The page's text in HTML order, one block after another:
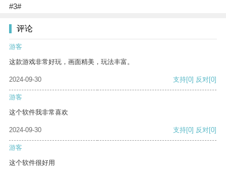
#3#
评论
游客
这款游戏非常好玩，画面精美，玩法丰富。
2024-09-30 支持[0] 反对[0]
游客
这个软件我非常喜欢
2024-09-30 支持[0] 反对[0]
游客
这个软件很好用